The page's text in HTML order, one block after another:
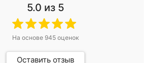
5.0 из 5
На основе 945оценок
Оставить отзыв